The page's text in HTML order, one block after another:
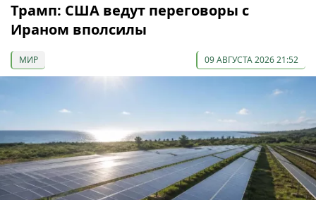
Трамп: США ведут переговоры с
Ираном вполсилы
МИР 09 АВГУСТА 2026 21:52